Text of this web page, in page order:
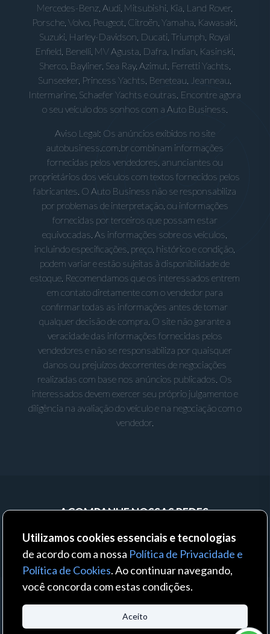
Mercedes-Benz, Audi, Mitsubishi, Kia, Land Rover,
Porsche, Volvo, Peugeot, Citroën, Yamaha, Kawasaki,
Suzuki, Harley-Davidson, Ducati, Triumph, Royal
Enfield, Benelli, MV Agusta, Dafra, Indian, Kasinski,
Sherco, Bayliner, Sea Ray, Azimut, Ferretti Yachts,
Sunseeker, Princess Yachts, Beneteau, Jeanneau,
Intermarine, Schaefer Yachts e outras. Encontre agora
o seu veículo dos sonhos com a Auto Business.
Aviso Legal: Os anúncios exibidos no site
autobusiness.com.br combinam informações
fornecidas pelos vendedores, anunciantes ou
proprietários dos veículos com textos fornecidos pelos
fabricantes. O Auto Business não se responsabiliza
por problemas de interpretação, ou informações
fornecidas por terceiros que possam estar
equivocadas. As informações sobre os veículos,
incluindo especificações, preço, histórico e condição,
podem variar e estão sujeitas à disponibilidade de
estoque. Recomendamos que os interessados entrem
em contato diretamente com o vendedor para
confirmar todas as informações antes de tomar
qualquer decisão de compra. O site não garante a
veracidade das informações fornecidas pelos
vendedores e não se responsabiliza por quaisquer
danos ou prejuízos decorrentes de negociações
realizadas com base nos anúncios publicados. Os
interessados devem exercer seu próprio julgamento e
diligência na avaliação do veículo e na negociação com o
vendedor.
ACOMPANHE NOSSAS REDES:
Utilizamos cookies essenciais e tecnologias
de acordo com a nossa Política de Privacidade e
Política de Cookies. Ao continuar navegando,
você concorda com estas condições.
Aceito